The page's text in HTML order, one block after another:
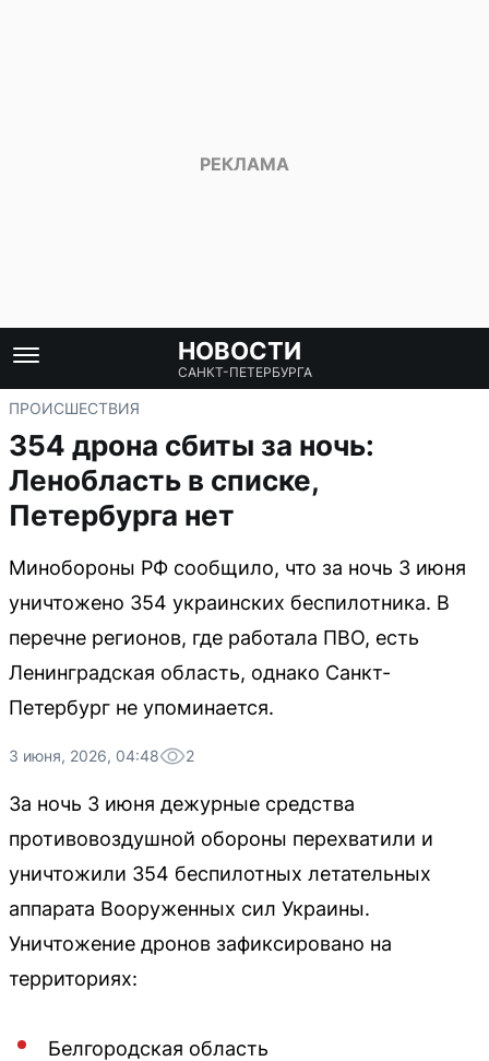
НОВОСТИ
САНКТ-ПЕТЕРБУРГА
ПРОИСШЕСТВИЯ
354 дрона сбиты за ночь:
Ленобласть в списке,
Петербурга нет
Минобороны РФ сообщило, что за ночь 3 июня
уничтожено 354 украинских беспилотника. В
перечне регионов, где работала ПВО, есть
Ленинградская область, однако Санкт-
Петербург не упоминается.
3 июня, 2026, 04:48 2
За ночь 3 июня дежурные средства
противовоздушной обороны перехватили и
уничтожили 354 беспилотных летательных
аппарата Вооруженных сил Украины.
Уничтожение дронов зафиксировано на
территориях:
Белгородская область